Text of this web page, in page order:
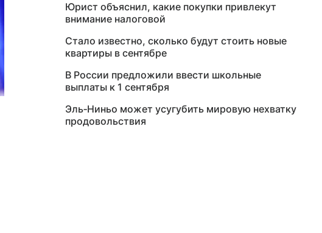
Юрист объяснил, какие покупки привлекут
внимание налоговой
Стало известно, сколько будут стоить новые
квартиры в сентябре
В России предложили ввести школьные
выплаты к 1 сентября
Эль‑Ниньо может усугубить мировую нехватку
продовольствия